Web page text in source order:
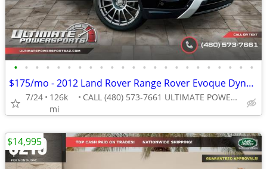
• • • • • • • • • • • • • • • • • • • • • • •
$175/mo - 2012 Land Rover Range Rover Evoque Dynamic Premium WE FINANC
7/24
126k
mi
CALL (480) 573-7661 ULTIMATE POWERSPORTS
$14,995